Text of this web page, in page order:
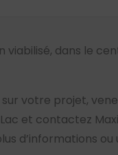
viabilisé, dans le
sur votre projet,
et contactez
d’informations